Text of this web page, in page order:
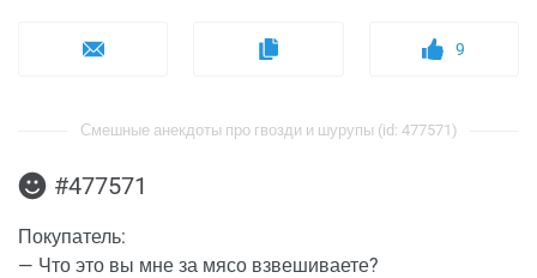
9
Смешные анекдоты про гвозди и шурупы (id: 477571)
#477571
Покупатель:
— Что это вы мне за мясо взвешиваете?